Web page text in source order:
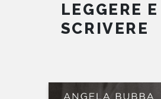
CATALOGO
EVENTI
LEGGERE E
SCRIVERE